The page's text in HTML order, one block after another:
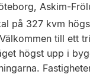
Askim-
på 327 kvm
till ett
högst upp i